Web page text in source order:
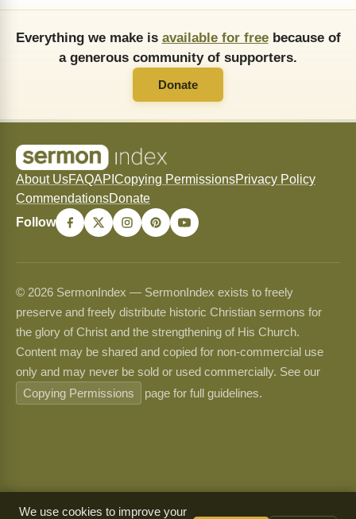
Everything we make is available for freebecause of
a generous community of supporters.
Donate
About UsFAQAPI Copying PermissionsPrivacy Policy
CommendationsDonate
Follow
© 2026 SermonIndex — SermonIndex exists to freely
preserve and freely distribute historic Christian sermons for
the glory of Christ and the strengthening of His Church.
Content may be shared and copied for non-commercial use
only and may never be sold or used commercially. See our
Copying Permissions
page for full guidelines.
We use cookies to improve your